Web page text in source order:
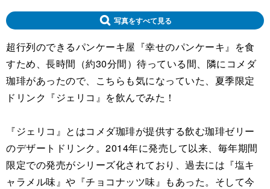
写真をすべて見る
超行列のできるパンケーキ屋『幸せのパンケーキ』を食
すため、長時間（約30分間）待っている間、隣にコメダ
珈琲があったので、こちらも気になっていた、夏季限定
ドリンク『ジェリコ』を飲んでみた！
『ジェリコ』とはコメダ珈琲が提供する飲む珈琲ゼリー
のデザートドリンク。2014年に発売して以来、毎年期間
限定での発売がシリーズ化されており、過去には『塩キ
ャラメル味』や『チョコナッツ味』もあった。そして今